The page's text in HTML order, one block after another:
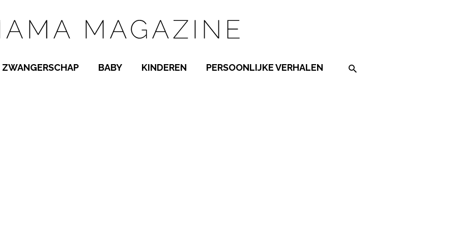
ZWANGERSCHAP BABY KINDEREN PERSOONLIJKE VERHALEN Search on the website